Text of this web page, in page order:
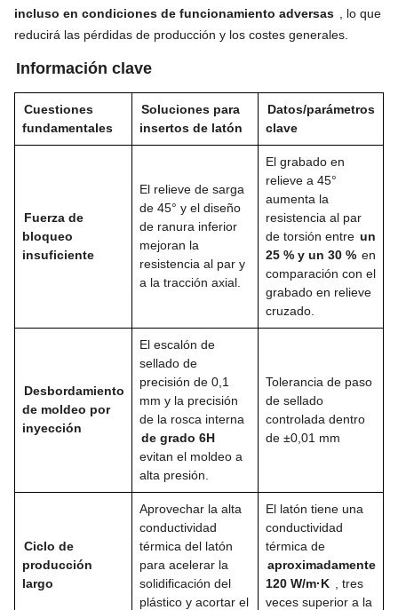
incluso en condiciones de funcionamiento adversas
, lo que
reducirá las pérdidas de producción y los costes generales.
Información clave
Cuestiones
fundamentales
Soluciones para
insertos de latón
Datos/parámetros
clave
Fuerza de
bloqueo
insuficiente
El relieve de sarga
de 45° y el diseño
de ranura inferior
mejoran la
resistencia al par y
a la tracción axial.
El grabado en
relieve a 45°
aumenta la
resistencia al par
de torsión entre un
25 % y un 30 % en
comparación con el
grabado en relieve
cruzado.
Desbordamiento
de moldeo por
inyección
El escalón de
sellado de
precisión de 0,1
mm y la precisión
de la rosca interna
de grado 6H
evitan el moldeo a
alta presión.
Tolerancia de paso
de sellado
controlada dentro
de ±0,01 mm
Ciclo de
producción
largo
Aprovechar la alta
conductividad
térmica del latón
para acelerar la
solidificación del
plástico y acortar el
El latón tiene una
conductividad
térmica de
aproximadamente
120 W/m·K
, tres
veces superior a la